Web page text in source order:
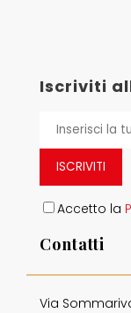
Iscriviti
ISCRIVITI
Accetto la
Contatti
Via